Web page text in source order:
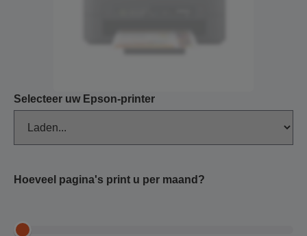
Selecteer uw Epson-printer
Hoeveel pagina's print u per maand?